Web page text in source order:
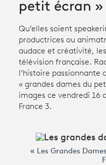
Avantages fidélité
Participer et assister à
À votre écoute
Productions et
Programme
petit écran »
Qu’elles soient
productrices ou
audace et créativité,
télévision française.
l’histoire passionnante
« grandes dames du
images ce vendredi 16
France 3.
« Les Grandes